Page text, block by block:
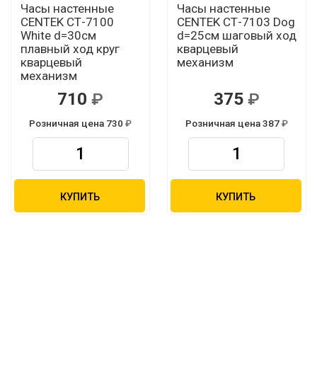
Часы настенные
CENTEK СТ-7100
White d=30см
плавный ход круг
кварцевый
механизм
710
Розничная цена 730
КУПИТЬ
Часы настенные
CENTEK СТ-7103 Dog
d=25см шаговый ход
кварцевый
механизм
375
Розничная цена 387
КУПИТЬ